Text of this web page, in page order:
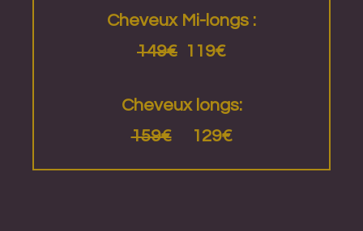
Cheveux Mi-longs :
149€ 119€
Cheveux longs:
159€129€